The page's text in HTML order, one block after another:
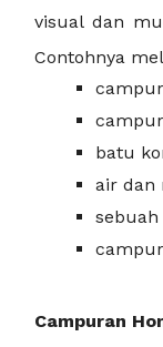
visual dan
Contohnya
batu
air dan
sebuah
Campuran